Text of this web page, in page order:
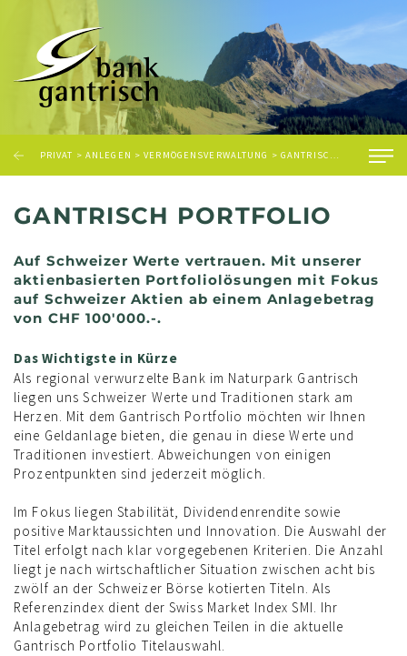
PRIVAT > ANLEGEN >VERMÖGENSVERWALTUNG > GANTRISCH PORTFOLIO
GANTRISCH PORTFOLIO
Auf Schweizer Werte vertrauen. Mit unserer
aktienbasierten Portfoliolösungen mit Fokus
auf Schweizer Aktien ab einem Anlagebetrag
von CHF 100'000.-.
Das Wichtigste in Kürze
Als regional verwurzelte Bank im Naturpark Gantrisch
liegen uns Schweizer Werte und Traditionen stark am
Herzen. Mit dem Gantrisch Portfolio möchten wir Ihnen
eine Geldanlage bieten, die genau in diese Werte und
Traditionen investiert. Abweichungen von einigen
Prozentpunkten sind jederzeit möglich.
Im Fokus liegen Stabilität, Dividendenrendite sowie
positive Marktaussichten und Innovation. Die Auswahl der
Titel erfolgt nach klar vorgegebenen Kriterien. Die Anzahl
liegt je nach wirtschaftlicher Situation zwischen acht bis
zwölf an der Schweizer Börse kotierten Titeln. Als
Referenzindex dient der Swiss Market Index SMI. Ihr
Anlagebetrag wird zu gleichen Teilen in die aktuelle
Gantrisch Portfolio Titelauswahl.